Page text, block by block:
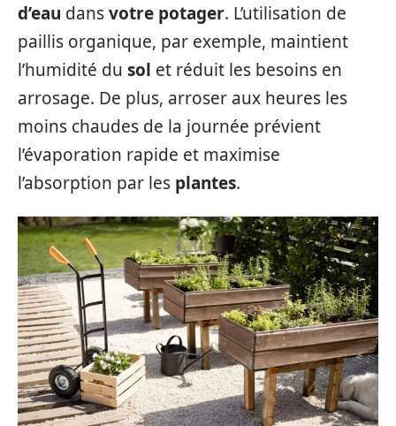
d’eau dansvotre potager. L’utilisation de
paillis organique, par exemple, maintient
l’humidité du sol et réduit les besoins en
arrosage. De plus, arroser aux heures les
moins chaudes de la journée prévient
l’évaporation rapide et maximise
l’absorption par les plantes.